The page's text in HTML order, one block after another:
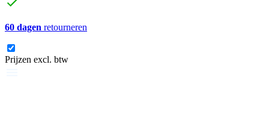
60 dagen retourneren
Prijzen excl. btw